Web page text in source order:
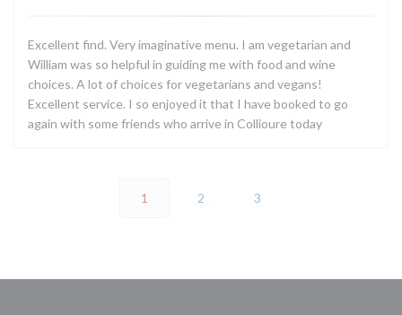
Excellent find. Very imaginative menu. I am vegetarian and
William was so helpful in guiding me with food and wine
choices. A lot of choices for vegetarians and vegans!
Excellent service. I so enjoyed it that I have booked to go
again with some friends who arrive in Collioure today
1 2 3